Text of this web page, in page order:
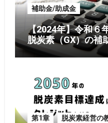
補助金/助成金
【2024年】令和６
脱炭素（GX）の補
第1章 脱炭素経営の